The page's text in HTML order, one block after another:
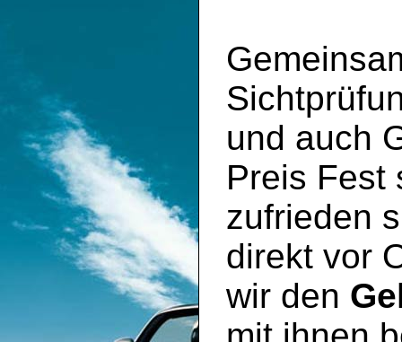
und auch
Preis Fest
zufrieden
direkt vor
wir den